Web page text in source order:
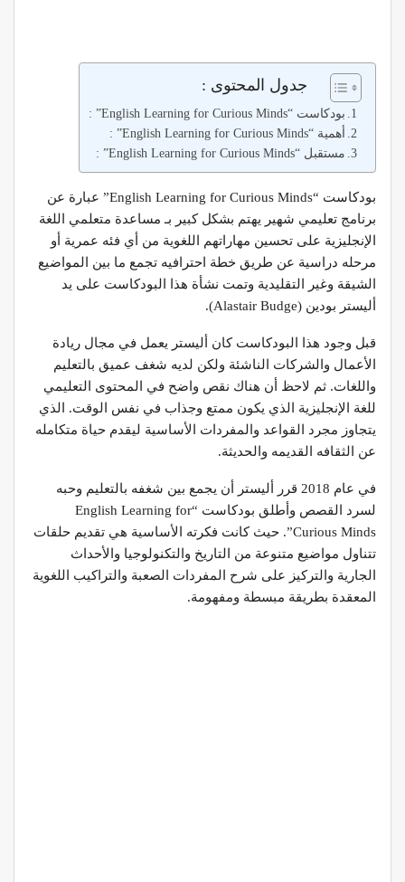
جدول المحتوى :
بودكاست “English Learning for Curious Minds” :
أهمية “English Learning for Curious Minds” :
مستقبل “English Learning for Curious Minds” :
بودكاست “English Learning for Curious Minds” عبارة عن
برنامج تعليمي شهير يهتم بشكل كبير بـ مساعدة متعلمي اللغة
الإنجليزية على تحسين مهاراتهم اللغوية من أي فئه عمرية أو
مرحله دراسية عن طريق خطة احترافيه تجمع ما بين المواضيع
الشيقة وغير التقليدية وتمت نشأة هذا البودكاست على يد
أليستر بودين (Alastair Budge).
قبل وجود هذا البودكاست كان أليستر يعمل في مجال ريادة
الأعمال والشركات الناشئة ولكن لديه شغف عميق بالتعليم
واللغات. ثم لاحظ أن هناك نقص واضح في المحتوى التعليمي
للغة الإنجليزية الذي يكون ممتع وجذاب في نفس الوقت. الذي
يتجاوز مجرد القواعد والمفردات الأساسية ليقدم حياة متكامله
عن الثقافه القديمه والحديثة.
في عام 2018 قرر أليستر أن يجمع بين شغفه بالتعليم وحبه
لسرد القصص وأطلق بودكاست “English Learning for
Curious Minds”. حيث كانت فكرته الأساسية هي تقديم حلقات
تتناول مواضيع متنوعة من التاريخ والتكنولوجيا والأحداث
الجارية والتركيز على شرح المفردات الصعبة والتراكيب اللغوية
المعقدة بطريقة مبسطة ومفهومة.